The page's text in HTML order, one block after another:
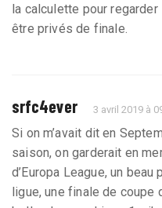
la calculette pour
être privés de finale.
srfc4ever 3 avril 2019 à
Si on m’avait dit en
saison, on garderait en
d’Europa League, un
ligue, une finale de coupe